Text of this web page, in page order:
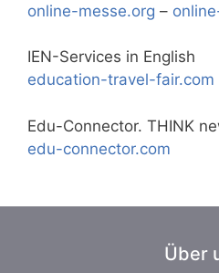
online-messe.org –
IEN-Services in English
education-travel-fair.com
Edu-Connector. THINK
edu-connector.com
Über